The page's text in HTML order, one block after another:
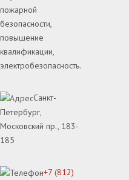
пожарной
безопасности,
повышение
квалификации,
электробезопасность.
Санкт-
Петербург,
Московский пр., 183-
185
+7 (812)